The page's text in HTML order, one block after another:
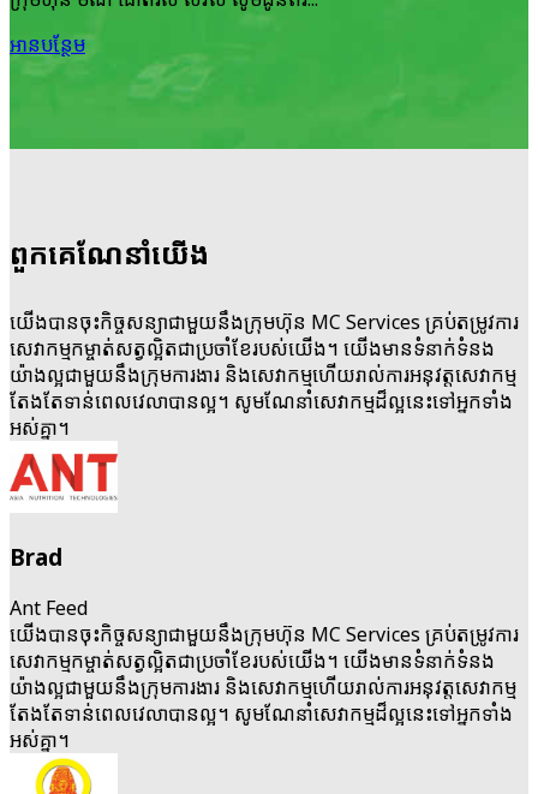
អាន​បន្ថែម
ពួកគេ​ណែនាំ​យើង
យើង​បាន​ចុះ​កិច្ចសន្យា​ជាមួយនឹង​ក្រុមហ៊ុន MC Services គ្រប់​តម្រូវការ​
សេវាកម្ម​កម្ចាត់​សត្វល្អិត​ជាប្រចាំខែ​របស់​យើង។ យើងមាន​ទំនាក់​ទំនង​
យ៉ាងល្អ​ជាមួយនឹង​ក្រុម​ការងារ និងសេវាកម្ម​ហើយ​រាល់ការអនុវត្ត​សេវាកម្ម​
តែងតែ​ទាន់​ពេលវេលា​បានល្អ។ សូម​ណែនាំ​សេវាកម្ម​ដ៏ល្អ​នេះ​ទៅ​អ្នក​ទាំង
អស់គ្នា។
Brad
Ant Feed
យើង​បាន​ចុះ​កិច្ចសន្យា​ជាមួយនឹង​ក្រុមហ៊ុន MC Services គ្រប់​តម្រូវការ​
សេវាកម្ម​កម្ចាត់​សត្វល្អិត​ជាប្រចាំខែ​របស់​យើង។ យើងមាន​ទំនាក់​ទំនង​
យ៉ាងល្អ​ជាមួយនឹង​ក្រុម​ការងារ និងសេវាកម្ម​ហើយ​រាល់ការអនុវត្ត​សេវាកម្ម​
តែងតែ​ទាន់​ពេលវេលា​បានល្អ។ សូម​ណែនាំ​សេវាកម្ម​ដ៏ល្អ​នេះ​ទៅ​អ្នក​ទាំង
អស់គ្នា។